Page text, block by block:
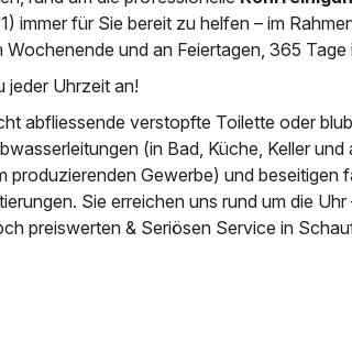
immer für Sie bereit zu helfen – im
und an Feiertagen, 365 Tage
jeder Uhrzeit an!
abfliessende verstopfte Toilette oder
(in Bad, Küche, Keller
produzierenden Gewerbe) und beseitigen
Sie erreichen uns rund um die
preiswerten & Seriösen Service in